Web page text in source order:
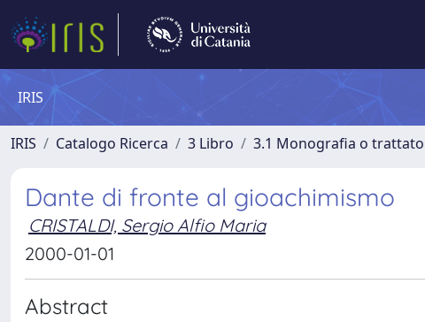
IRIS
IRIS Catalogo Ricerca 3 Libro 3.1 Monografia o
Dante di fronte al gioachimismo
CRISTALDI, Sergio Alfio Maria
2000-01-01
Abstract